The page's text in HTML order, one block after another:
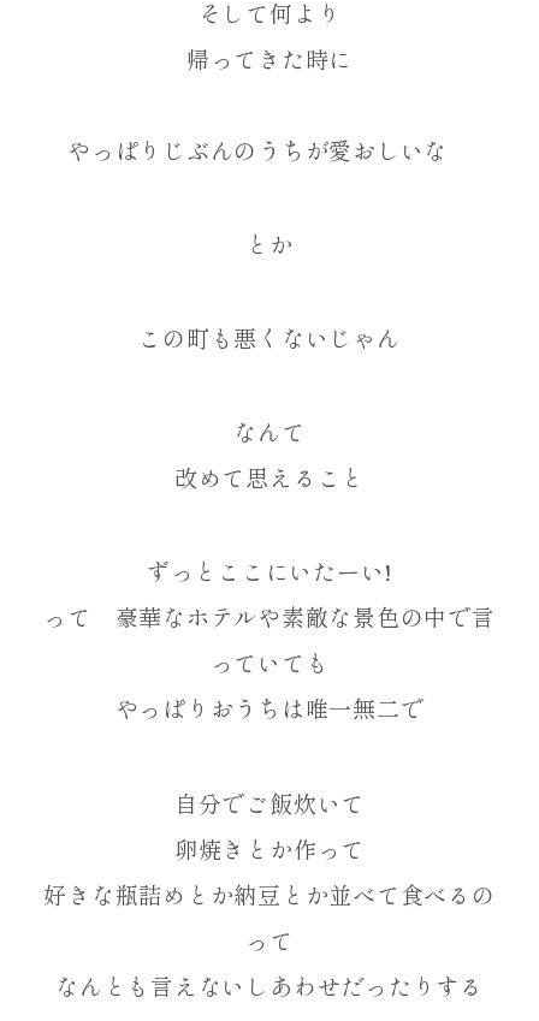
そして何より
帰ってきた時に
やっぱりじぶんのうちが愛おしいな
とか
この町も悪くないじゃん
なんて
改めて思えること
ずっとここにいたーい!
って 豪華なホテルや素敵な景色の中で言
っていても
やっぱりおうちは唯一無二で
自分でご飯炊いて
卵焼きとか作って
好きな瓶詰めとか納豆とか並べて食べるの
って
なんとも言えないしあわせだったりする